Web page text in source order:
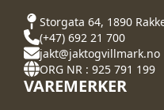
Storgata 64, 1890
(+47) 692 21 700
jakt@jaktogvillmark.no
ORG NR : 925 791 199
VAREMERKER